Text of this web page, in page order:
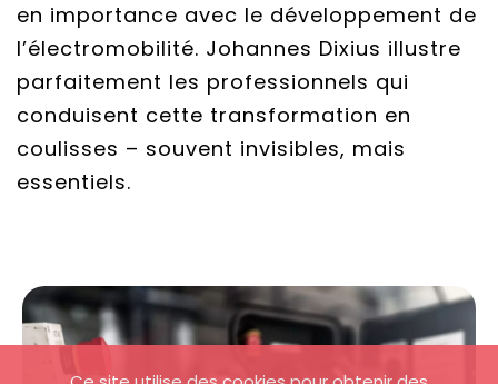
en importance avec le développement de
l’électromobilité. Johannes Dixius illustre
parfaitement les professionnels qui
conduisent cette transformation en
coulisses – souvent invisibles, mais
essentiels.